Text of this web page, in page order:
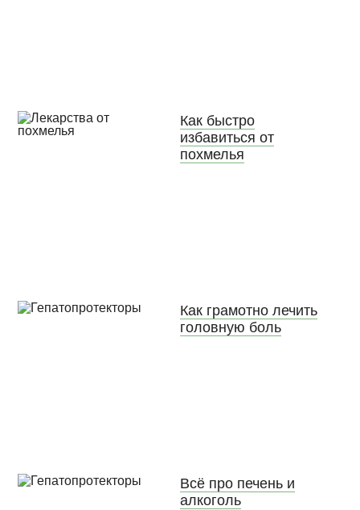
Как быстро
избавиться от
похмелья
Как грамотно лечить
головную боль
Всё про печень и
алкоголь